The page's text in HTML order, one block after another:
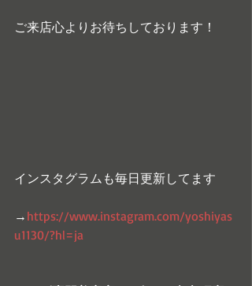
ご来店心よりお待ちしております！
インスタグラムも毎日更新してます
→ https://www.instagram.com/yoshiyas
u1130/?hl=ja